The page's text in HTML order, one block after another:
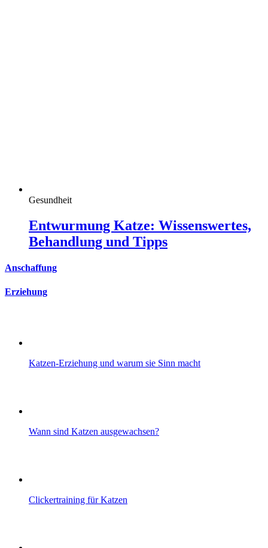
Gesundheit
Entwurmung Katze: Wissenswertes,
Behandlung und Tipps
Anschaffung
Erziehung
Katzen-Erziehung und warum sie Sinn macht
Wann sind Katzen ausgewachsen?
Clickertraining für Katzen